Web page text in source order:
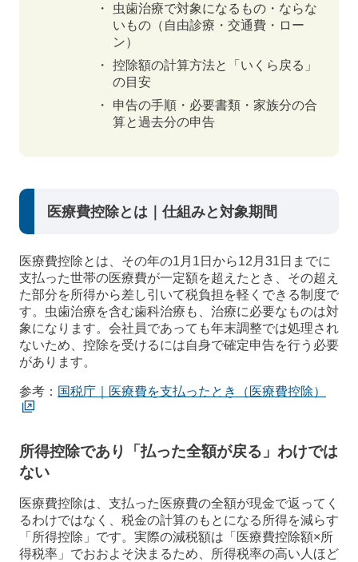
虫歯治療で対象になるもの・ならな
いもの（自由診療・交通費・ロー
ン）
控除額の計算方法と「いくら戻る」
の目安
申告の手順・必要書類・家族分の合
算と過去分の申告
医療費控除とは｜仕組みと対象期間
医療費控除とは、その年の1月1日から12月31日までに
支払った世帯の医療費が一定額を超えたとき、その超え
た部分を所得から差し引いて税負担を軽くできる制度で
す。虫歯治療を含む歯科治療も、治療に必要なものは対
象になります。会社員であっても年末調整では処理され
ないため、控除を受けるには自身で確定申告を行う必要
があります。
参考： 国税庁｜医療費を支払ったとき（医療費控除）
所得控除であり「払った全額が戻る」わけでは
ない
医療費控除は、支払った医療費の全額が現金で返ってく
るわけではなく、税金の計算のもとになる所得を減らす
「所得控除」です。実際の減税額は「医療費控除額×所
得税率」でおおよそ決まるため、所得税率の高い人ほど